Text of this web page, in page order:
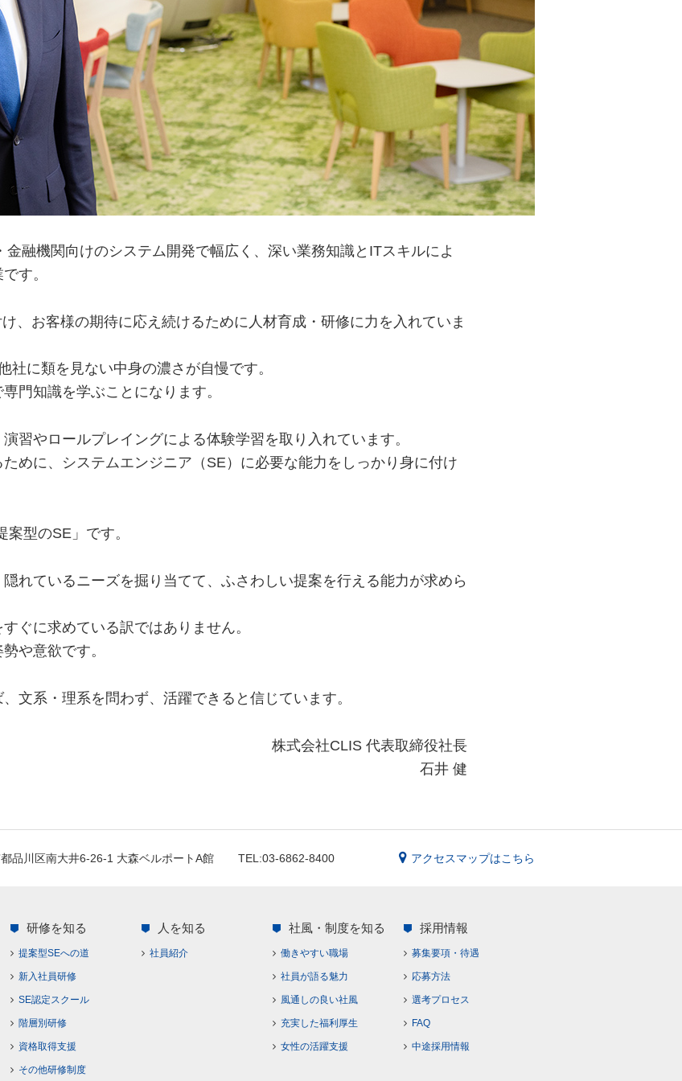
融機関向けのシステム開発で幅広く、深い業務知識とITスキルによ
す。
、お客様の期待に応え続けるために人材育成・研修に力を入れていま
社に類を見ない中身の濃さが自慢です。
門知識を学ぶことになります。
習やロールプレイングによる体験学習を取り入れています。
めに、システムエンジニア（SE）に必要な能力をしっかり身に付け
型のSE」です。
れているニーズを掘り当てて、ふさわしい提案を行える能力が求めら
ぐに求めている訳ではありません。
や意欲です。
文系・理系を問わず、活躍できると信じています。
株式会社CLIS 代表取締役社長
石井 健
品川区南大井6-26-1 大森ベルポートA館 TEL:03-6862-8400 アクセスマップはこちら
研修を知る
提案型SEへの道
新入社員研修
SE認定スクール
階層別研修
資格取得支援
その他研修制度
人を知る
社員紹介
社風・制度を知る
働きやすい職場
社員が語る魅力
風通しの良い社風
充実した福利厚生
女性の活躍支援
採用情報
募集要項・待遇
応募方法
選考プロセス
FAQ
中途採用情報